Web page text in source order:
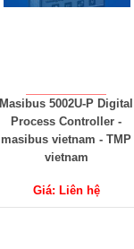
Masibus 5002U-P Digital
Process Controller -
masibus vietnam - TMP
vietnam
Giá: Liên hệ